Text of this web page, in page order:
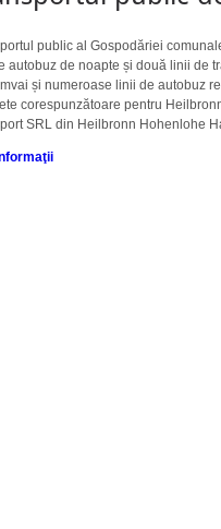
public al Gospodăriei
autobuz de noapte și două linii de
și numeroase linii de autobuz
corespunzătoare pentru
SRL din Heilbronn Hohenlohe